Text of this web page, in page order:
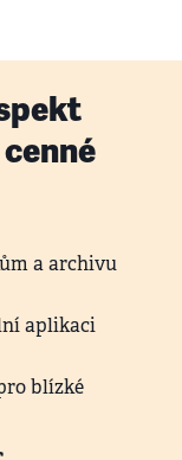
a archivu
aplikaci
blízké